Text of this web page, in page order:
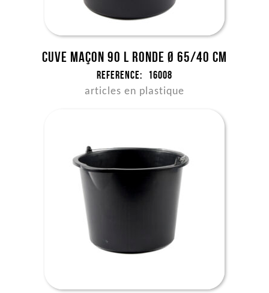
Cuve maçon 90 l ronde Ø 65/40 cm
Reference: 16008
articles en plastique